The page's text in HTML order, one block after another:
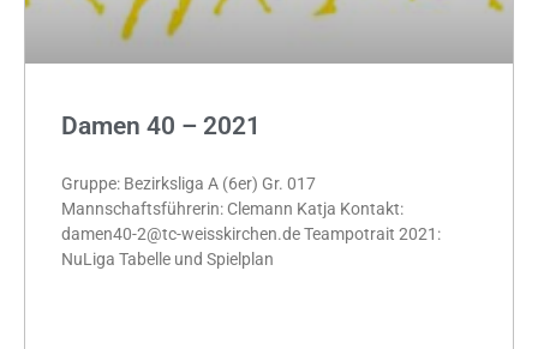
Damen 40 – 2021
Gruppe: Bezirksliga A (6er) Gr. 017
Mannschaftsführerin: Clemann Katja Kontakt:
damen40-2@tc-weisskirchen.de Teampotrait 2021:
NuLiga Tabelle und Spielplan